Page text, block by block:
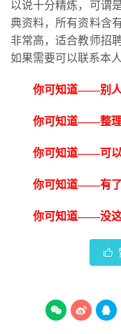
以说十分精炼，可谓
典资料，所有资料含
非常高，适合教师招
如果需要可以联系本人
你可知道——别人
你可知道——整理
你可知道——可以
你可知道——有了
你可知道——没这

  